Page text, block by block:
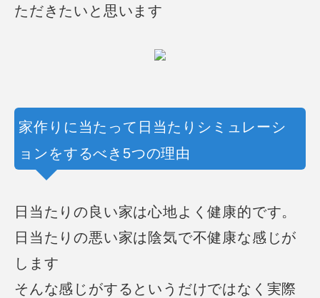
ただきたいと思います
家作りに当たって日当たりシミュレーシ
ョンをするべき5つの理由
日当たりの良い家は心地よく健康的です。
日当たりの悪い家は陰気で不健康な感じが
します
そんな感じがするというだけではなく 実際